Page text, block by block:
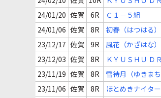
24/01/20 佐賀 6R Ｃ１－５組
24/01/06 佐賀 8R 初春（はつはる
23/12/17 佐賀 9R 風花（かざはな
23/12/03 佐賀 8R ＫＹＵＳＨＵ Ｄ
23/11/19 佐賀 8R 雪待月（ゆきま
23/11/06 佐賀 8R ほとめきナイタ